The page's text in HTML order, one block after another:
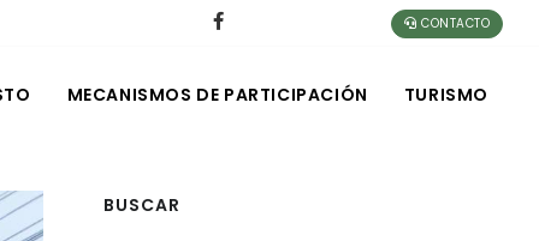
CONTACTO
MECANISMOS DE PARTICIPACIÓN TURISMO
BUSCAR